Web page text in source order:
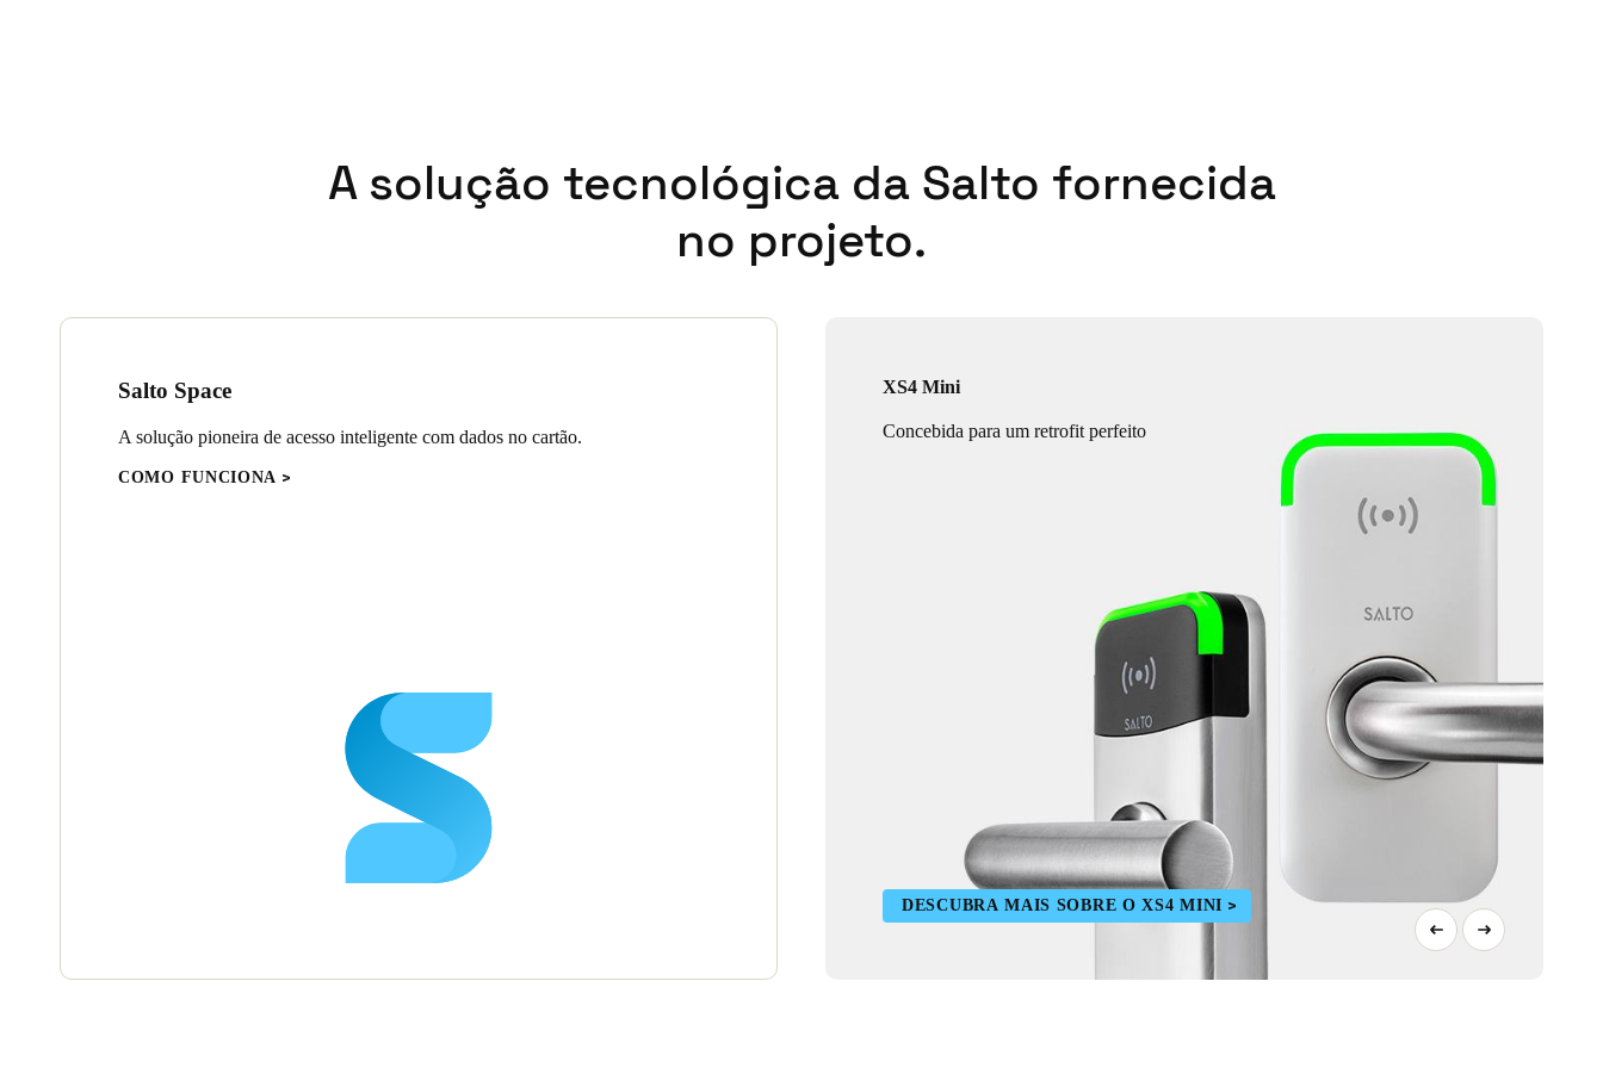
A solução tecnológica da Salto fornecida
no projeto.
Salto Space
A solução pioneira de acesso inteligente com dados no cartão.
COMO FUNCIONA
XS4 Mini
Concebida para um retrofit perfeito
DESCUBRA MAIS SOBRE O XS4 MINI